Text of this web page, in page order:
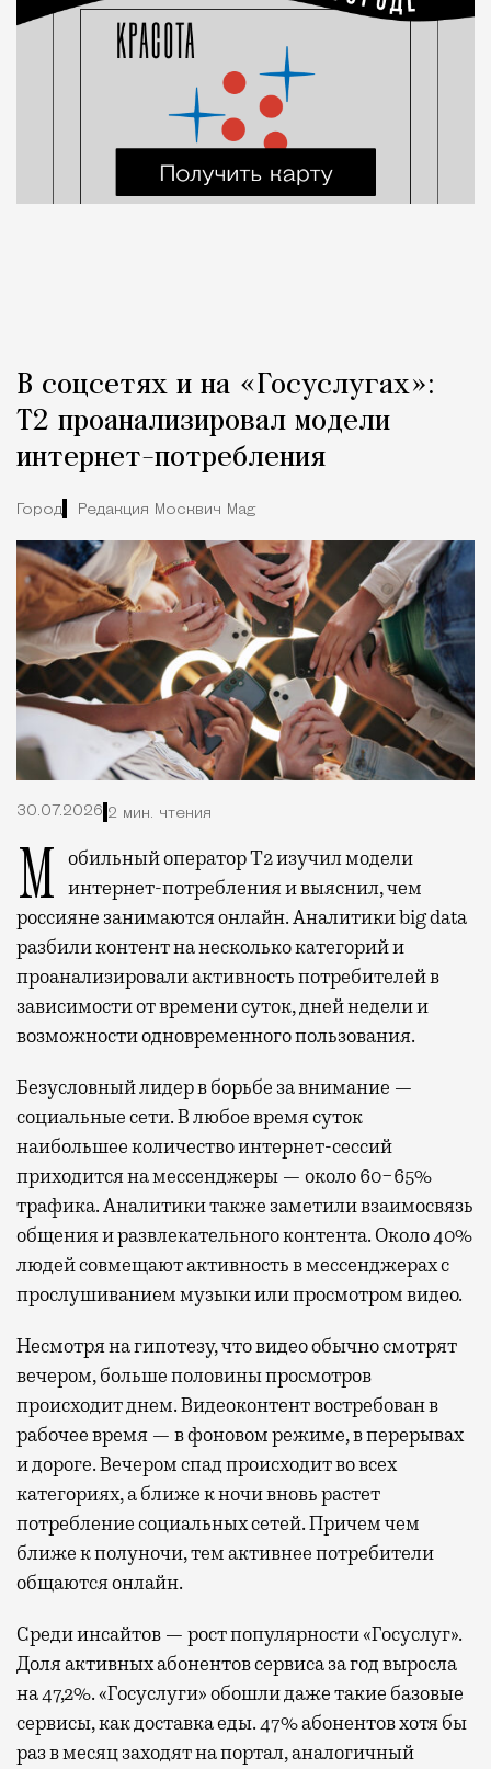
В соцсетях и на «Госуслугах»:
Т2 проанализировал модели
интернет-потребления
Город Редакция Москвич Mag
30.07.2026 2 мин. чтения
Мобильный оператор Т2 изучил модели интернет-потребления и выяснил, чем
россияне занимаются онлайн. Аналитики big data
разбили контент на несколько категорий и
проанализировали активность потребителей в
зависимости от времени суток, дней недели и
возможности одновременного пользования.
Безусловный лидер в борьбе за внимание —
социальные сети. В любое время суток
наибольшее количество интернет-сессий
приходится на мессенджеры — около 60−65%
трафика. Аналитики также заметили взаимосвязь
общения и развлекательного контента. Около 40%
людей совмещают активность в мессенджерах с
прослушиванием музыки или просмотром видео.
Несмотря на гипотезу, что видео обычно смотрят
вечером, больше половины просмотров
происходит днем. Видеоконтент востребован в
рабочее время — в фоновом режиме, в перерывах
и дороге. Вечером спад происходит во всех
категориях, а ближе к ночи вновь растет
потребление социальных сетей. Причем чем
ближе к полуночи, тем активнее потребители
общаются онлайн.
Среди инсайтов — рост популярности «Госуслуг».
Доля активных абонентов сервиса за год выросла
на 47,2%. «Госуслуги» обошли даже такие базовые
сервисы, как доставка еды. 47% абонентов хотя бы
раз в месяц заходят на портал, аналогичный